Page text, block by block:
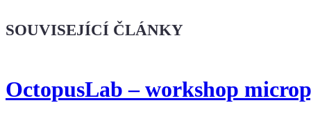
SOUVISEJÍCÍ ČLÁNKY
OctopusLab – workshop